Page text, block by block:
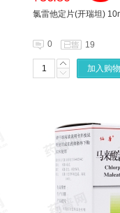
氯雷他定片(开瑞坦)
0 19
加入购